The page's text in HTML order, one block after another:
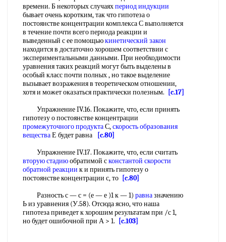
времени. Б некоторых случаяхпериод индукции
бывает очень коротким, так что гипотеза о
постоянстве концентрации комплекса С выполняется
в течение почти всего периода реакции и
выведенный с ее помощьюкинетический закон
находится в достаточно хорошем соответствии с
экспериментальными данными. При необходимости
уравнения таких реакций могут быть выделены в
особый класс почти полных , но такое выделение
вызывает возражения в теоретическом отношении,
хотя и может оказаться практически полезным.
[c.17]
Упражнение IV.16. Покажите, что, если принять
гипотезу о постоянстве концентрации
промежуточного продуктаС,скорость образования
веществаЕ будет равна
[c.80]
Упражнение IV.17. Покажите, что, если считать
вторую стадиюобратимой сконстантой скорости
обратной реакции к и принять гипотезу о
постоянстве концентрации с, то [c.80]
Разность с — с = (е — е )1 к — 1) равназначению
Ь из уравнения (У.58). Отсюда ясно, что наша
гипотеза приведет к хорошим результатам при /с 1,
но будет ошибочной при А > 1.
[c.103]